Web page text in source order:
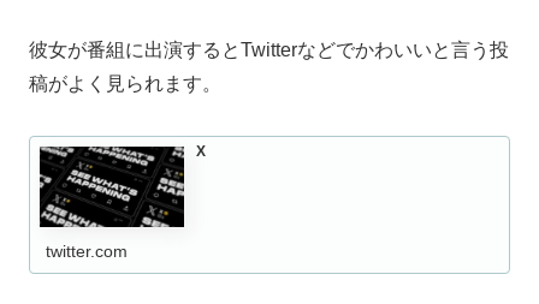
彼女が番組に出演するとTwitterなどでかわいいと言う投
稿がよく見られます。
X
twitter.com